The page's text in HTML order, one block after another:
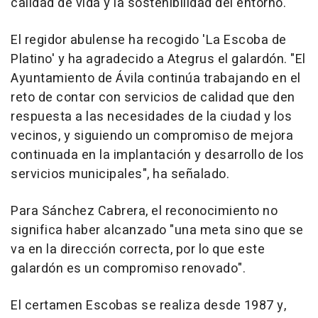
El regidor abulense ha recogido 'La Escoba de
Platino' y ha agradecido a Ategrus el galardón. "El
Ayuntamiento de Ávila continúa trabajando en el
reto de contar con servicios de calidad que den
respuesta a las necesidades de la ciudad y los
vecinos, y siguiendo un compromiso de mejora
continuada en la implantación y desarrollo de los
servicios municipales", ha señalado.
Para Sánchez Cabrera, el reconocimiento no
significa haber alcanzado "una meta sino que se
va en la dirección correcta, por lo que este
galardón es un compromiso renovado".
El certamen Escobas se realiza desde 1987 y,